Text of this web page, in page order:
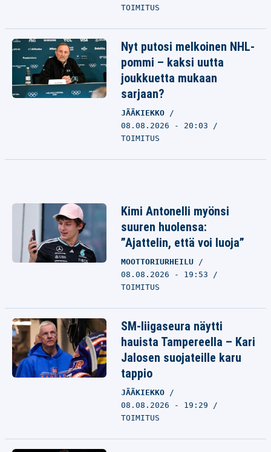
TOIMITUS
Nyt putosi melkoinen NHL-
pommi – kaksi uutta
joukkuetta mukaan
sarjaan?
JÄÄKIEKKO
08.08.2026 - 20:03
TOIMITUS
Kimi Antonelli myönsi
suuren huolensa:
”Ajattelin, että voi luoja”
MOOTTORIURHEILU
08.08.2026 - 19:53
TOIMITUS
SM-liigaseura näytti
hauista Tampereella – Kari
Jalosen suojateille karu
tappio
JÄÄKIEKKO
08.08.2026 - 19:29
TOIMITUS